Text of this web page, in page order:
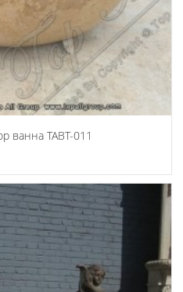
ванна TABT-011